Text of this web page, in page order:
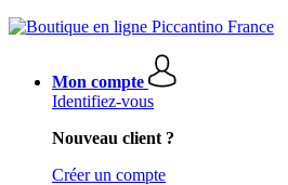
Mon compte
Identifiez-vous
Nouveau client ?
Créer un compte